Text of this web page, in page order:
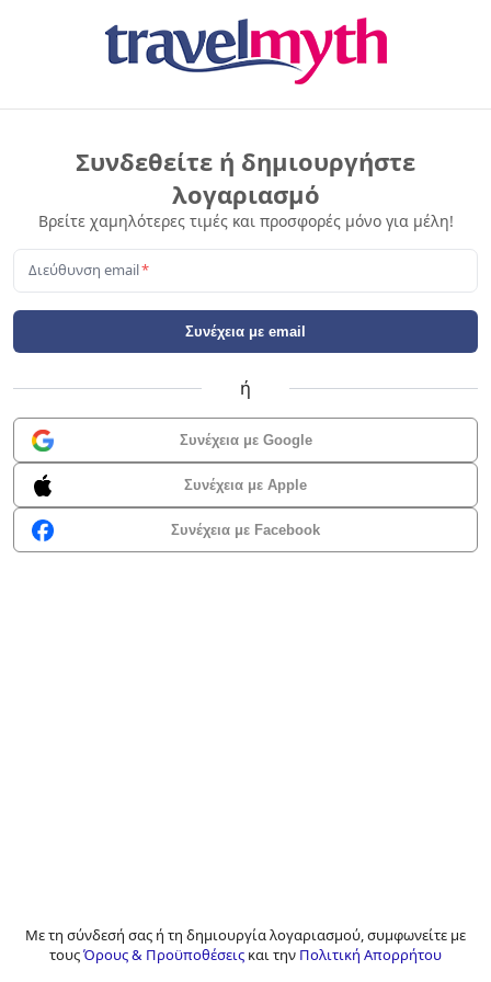
Συνδεθείτε ή δημιουργήστε
λογαριασμό
Βρείτε χαμηλότερες τιμές και προσφορές μόνο για μέλη!
Διεύθυνση email*
Συνέχεια με email
ή
Συνέχεια με Google
Συνέχεια με Apple
Συνέχεια με Facebook
Με τη σύνδεσή σας ή τη δημιουργία λογαριασμού, συμφωνείτε με
τουςΌρους & Προϋποθέσεις και την Πολιτική Απορρήτου